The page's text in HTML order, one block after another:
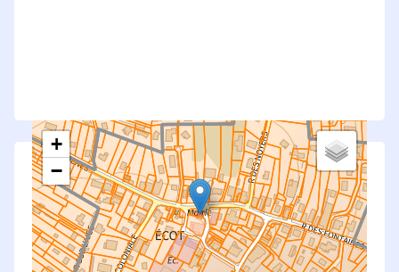
+
−Saisissez les surfaces aménagées par le projet
Surfaces à prendre en compte : bâti, voirie,
espaces verts, remblais et bassins — impacts
définitifs et temporaires (travaux).